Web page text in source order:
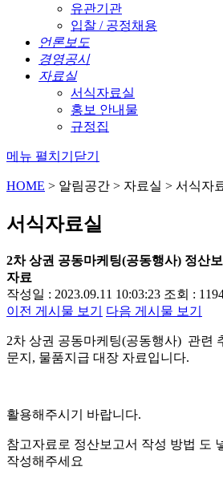
유관기관
입찰 / 공정채용
언론보도
경영공시
자료실
서식자료실
홍보 안내물
규정집
메뉴 펼치기 닫기
HOME > 알림공간 > 자료실 > 서식자
서식자료실
2차 상권 공동마케팅(공동행사) 정산
자료
작성일 : 2023.09.11 10:03:23 조회 :
이전 게시물 보기
다음 게시물 보기
2차 상권 공동마케팅(공동행사) 관련
문지, 물품지급 대장 자료입니다.
활용해주시기 바랍니다.
참고자료로 정산보고서 작성 방법 도
작성해주세요